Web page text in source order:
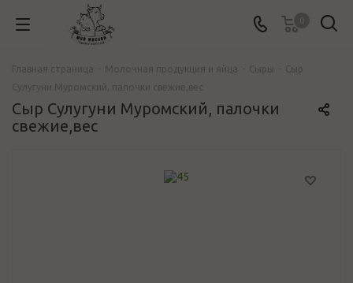
Сыр Сулугуни Муромский, палочки
свежие,вес